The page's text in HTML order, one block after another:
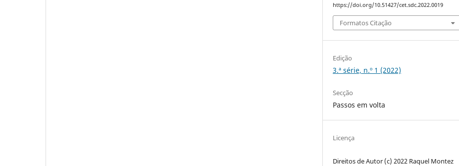
https://doi.org/10.51427/cet.sdc.2022.0019
Formatos Citação
Edição
3.ª série, n.º 1 (2022)
Secção
Passos em volta
Licença
Direitos de Autor (c) 2022 Raquel Montez